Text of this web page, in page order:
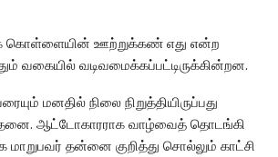
கொள்ளையின் ஊற்றுக்கண் எது என்ற
வகையில் வடிவமைக்கப்பட்டிருக்கின்றன.
மனதில் நிலை நிறுத்தியிருப்பது
ஆட்டோகாரராக வாழ்வைத் தொடங்கி
தன்னை குறித்து சொல்லும் காட்சி